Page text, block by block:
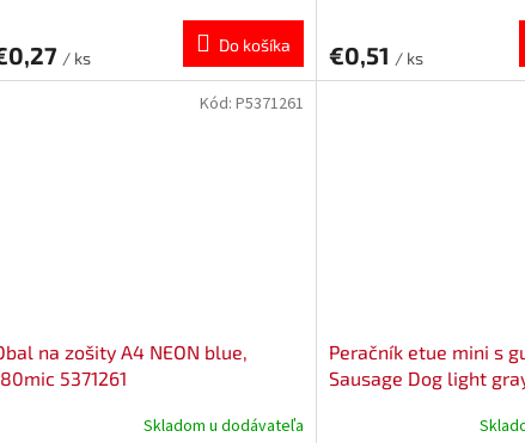
/ ks
Do košíka €0,51 / ks
na zošity A4 NEON blue,
5371261
Skladom u dodávateľa
Kód: P5371261
Peračník etue mini s
Sausage Dog light